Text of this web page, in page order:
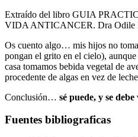
Extraído del libro GUIA
VIDA ANTICANCER. Dra Odile
Os cuento algo… mis hijos no
pongan el grito en el cielo),
casa tomamos bebida vegetal de
procedente de algas en vez de
Conclusión… sé puede, y se
Fuentes bibliograficas